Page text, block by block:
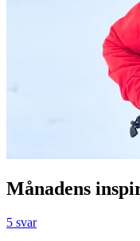
Månadens
5 svar